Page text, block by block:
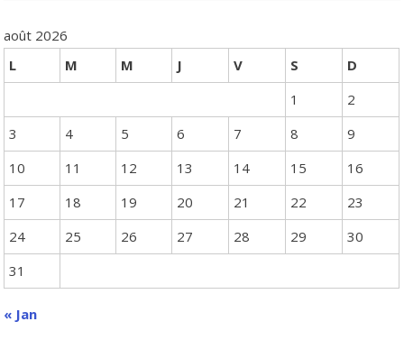
août 2026
L
M M J V S
D
1
2
3
4 5 6 7 8
9
10
11 12 13 14 15
16
17
18 19 20 21 22
23
24
25 26 27 28 29
30
31
« Jan